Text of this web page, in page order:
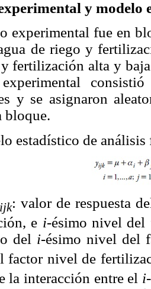
y modelo
experimental fue en
de riego y
fertilización alta y
y se asignaron
bloque.
estadístico de
: valor de respuesta
e i-ésimo nivel del
del i-ésimo nivel del
factor nivel de
la interacción entre el i